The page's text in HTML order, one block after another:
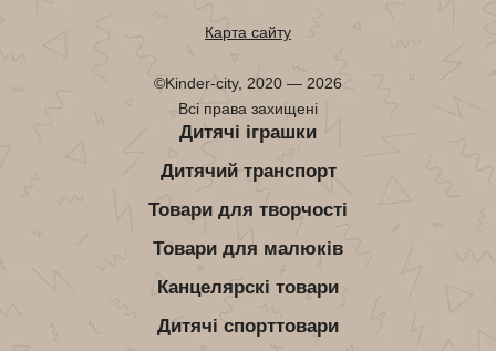
Карта сайту
©Kinder-city, 2020 — 2026
Всі права захищені
Дитячі іграшки
Дитячий транспорт
Товари для творчості
Товари для малюків
Канцелярскі товари
Дитячі спорттовари